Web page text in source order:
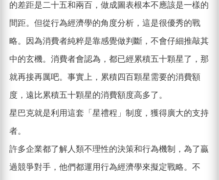
的差距是二十五和兩百，做成圖表根本不應該是一樣的
間距。但從行為經濟學的角度分析，這是很優秀的戰
略。因為消費者純粹是靠感覺做判斷，不會仔細推敲其
中的玄機。消費者會認為，都已經累積五十顆星了，那
就再接再厲吧。事實上，累積四百顆星需要的消費額
度，遠比累積五十顆星的消費額度高多了。
星巴克就是利用這套「星禮程」制度，獲得廣大的支持
者。
許多企業都了解人類不理性的決策和行為機制，為了贏
過競爭對手，他們都運用行為經濟學來擬定戰略。不